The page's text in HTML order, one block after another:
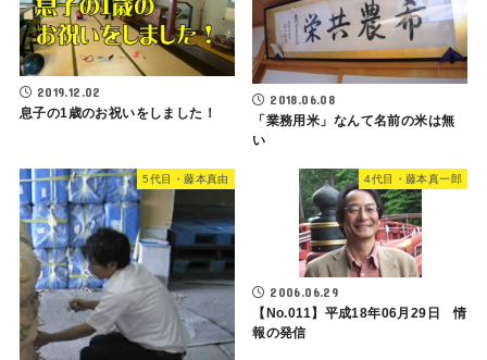
2019.12.02
息子の1歳のお祝いをしました！
2018.06.08
「業務用米」なんて名前の米は無
い
5代目・藤本真由 4代目・藤本真一郎
2006.06.29
【No.011】平成18年06月29日 情
報の発信